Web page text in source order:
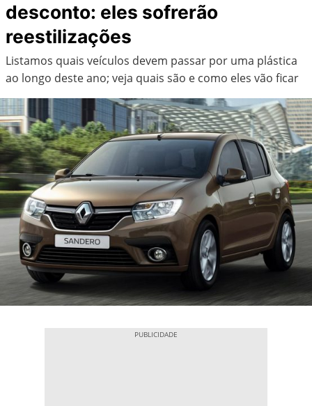
desconto: eles sofrerão
reestilizações
Listamos quais veículos devem passar por uma plástica
ao longo deste ano; veja quais são e como eles vão ficar